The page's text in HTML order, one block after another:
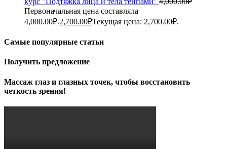
Первоначальная цена составляла
4,000.00₽.2,700.00₽Текущая цена: 2,700.00₽.
Самые популярные статьи
Получить предложение
Массаж глаз и глазных точек, чтобы восстановить
четкость зрения!